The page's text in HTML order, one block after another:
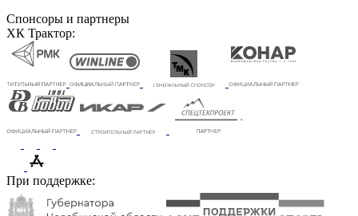
Спонсоры и партнеры
ХК Трактор:
При поддержке: